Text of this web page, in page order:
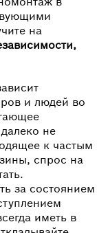
на
и людей во
не
к частым
спрос на
за состоянием
иметь в